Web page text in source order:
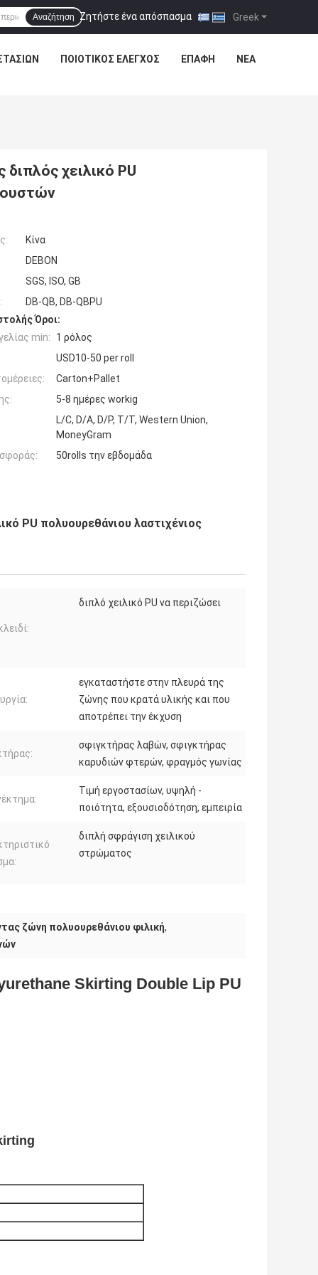
Greek
Ζητήστε ένα απόσπασμα |
Αναζήτηση
ΠΟΙΟΤΙΚΌΣ ΈΛΕΓΧΟΣ ΕΠΑΦΉ ΝΈΑ
χειλικό PU
Κίνα
DEBON
SGS, ISO, GB
DB-QB, DB-QBPU
Όροι:
min:
1 ρόλος
USD10-50 per roll
Carton+Pallet
5-8 ημέρες workig
L/C, D/A, D/P, T/T, Western Union,
MoneyGram
50rolls την εβδομάδα
PU πολυουρεθάνιου λαστιχένιος
διπλό χειλικό PU να περιζώσει
εγκαταστήστε στην πλευρά της
ζώνης που κρατά υλικής και που
αποτρέπει την έκχυση
σφιγκτήρας λαβών, σφιγκτήρας
καρυδιών φτερών, φραγμός γωνίας
Τιμή εργοστασίων, υψηλή -
ποιότητα, εξουσιοδότηση, εμπειρία
διπλή σφράγιση χειλικού
στρώματος
ζώνη πολυουρεθάνιου φιλική,
Skirting Double Lip PU